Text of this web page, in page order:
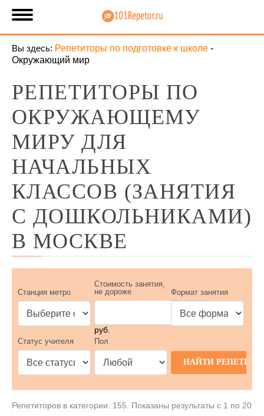
Вы здесь: Репетиторы по подготовке к школе -
Окружающий мир
РЕПЕТИТОРЫ ПО
ОКРУЖАЮЩЕМУ
МИРУ ДЛЯ
НАЧАЛЬНЫХ
КЛАССОВ (ЗАНЯТИЯ
С ДОШКОЛЬНИКАМИ)
В МОСКВЕ
Станция метро
Стоимость занятия,
не дороже
руб.
Формат занятия
Статус учителя Пол
Репетиторов в категории: 155. Показаны результаты с 1 по 20